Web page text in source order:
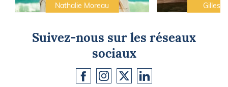
Nathalie Moreau Gilles
Suivez-nous sur les réseaux
sociaux